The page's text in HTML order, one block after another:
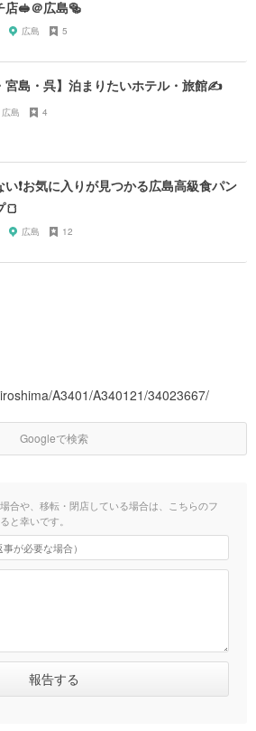
店🥪＠広島🥯
広島 5
宮島・呉】泊まりたいホテル・旅館✍️
広島 4
い❗️お気に入りが見つかる広島高級食パン
🍞
広島 12
A3401/A340121/34023667/
Googleで検索
合や、移転・閉店している場合は、こちらのフ
と幸いです。